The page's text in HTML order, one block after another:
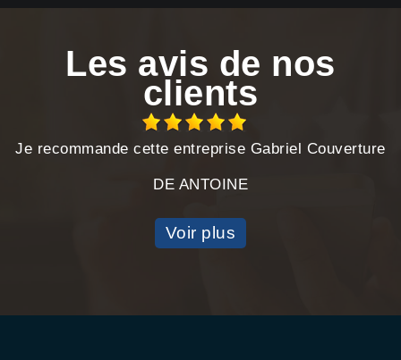
Les avis de nos
clients
Je recommande cette entreprise Gabriel Couverture
DE ANTOINE
Voir plus